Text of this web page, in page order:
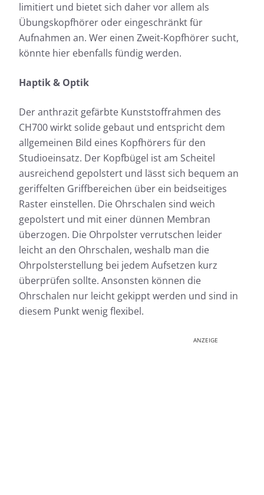
limitiert und bietet sich daher vor allem als
Übungskopfhörer oder eingeschränkt für
Aufnahmen an. Wer einen Zweit-Kopfhörer sucht,
könnte hier ebenfalls fündig werden.
Haptik & Optik
Der anthrazit gefärbte Kunststoffrahmen des
CH700 wirkt solide gebaut und entspricht dem
allgemeinen Bild eines Kopfhörers für den
Studioeinsatz. Der Kopfbügel ist am Scheitel
ausreichend gepolstert und lässt sich bequem an
geriffelten Griffbereichen über ein beidseitiges
Raster einstellen. Die Ohrschalen sind weich
gepolstert und mit einer dünnen Membran
überzogen. Die Ohrpolster verrutschen leider
leicht an den Ohrschalen, weshalb man die
Ohrpolsterstellung bei jedem Aufsetzen kurz
überprüfen sollte. Ansonsten können die
Ohrschalen nur leicht gekippt werden und sind in
diesem Punkt wenig flexibel.
ANZEIGE